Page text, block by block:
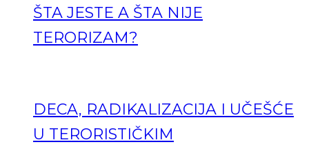
ŠTA JESTE A ŠTA NIJE
TERORIZAM?
DECA, RADIKALIZACIJA I UČEŠĆE
U TERORISTIČKIM